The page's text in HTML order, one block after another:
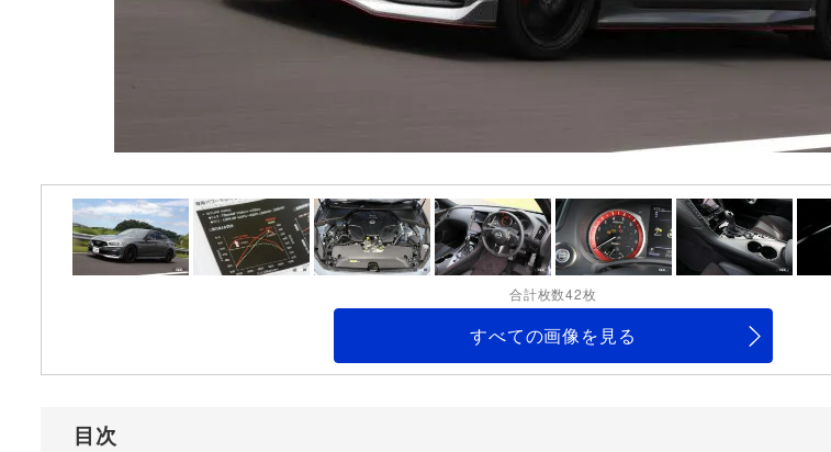
合計枚数42枚
すべての画像を見る
目次